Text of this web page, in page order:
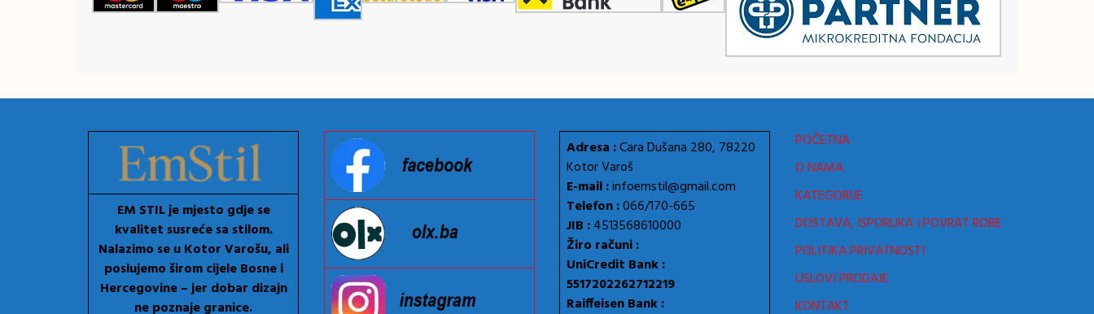
EM STIL je mjesto gdje se
kvalitet susreće sa stilom.
Nalazimo se u Kotor Varošu, ali
poslujemo širom cijele Bosne i
Hercegovine – jer dobar dizajn
ne poznaje granice.
Adresa :Cara Dušana 280, 78220
Kotor Varoš
E-mail :infoemstil@gmail.com
Telefon :066/170-665
JIB :4513568610000
Žiro računi :
UniCredit Bank :
5517202262712219
Raiffeisen Bank :
POČETNA
O NAMA
KATEGORIJE
DOSTAVA, ISPORUKA I POVRAT ROBE
POLITIKA PRIVATNOSTI
USLOVI PRODAJE
KONTAKT